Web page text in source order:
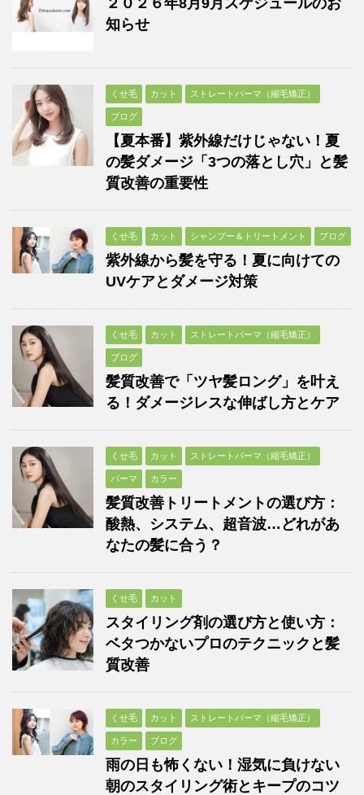
知らせ
くせ毛 カット ストレートパーマ（縮毛矯正）
ブログ
【夏本番】紫外線だけじゃない！夏
の髪ダメージ「3つの落とし穴」と髪
質改善の重要性
くせ毛 カット シャンプー＆トリートメント ブログ
紫外線から髪を守る！夏に向けての
UVケアとダメージ対策
くせ毛 カット ストレートパーマ（縮毛矯正）
ブログ
髪質改善で「ツヤ髪ロング」を叶え
る！ダメージレスな伸ばし方とケア
くせ毛 カット ストレートパーマ（縮毛矯正）
パーマ カラー
髪質改善トリートメントの選び方：
酸熱、システム、超音波…どれがあ
なたの髪に合う？
くせ毛 カット
スタイリング剤の選び方と使い方：
ベタつかないプロのテクニックと髪
質改善
くせ毛 カット ストレートパーマ（縮毛矯正）
カラー ブログ
雨の日も怖くない！湿気に負けない
朝のスタイリング術とキープのコツ